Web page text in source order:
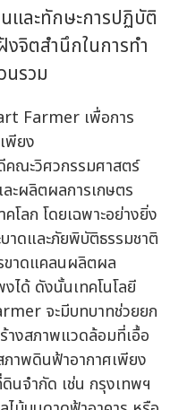
และทักษะการปฏิบัติ
จิตสำนึกในการทำ
นรวม
ณะวิศวกรรมศาสตร์
ะผลิตผลการเกษตร
โลก โดยเฉพาะอย่างยิ่ง
าดและภัยพิบัติธรรมชาติ
ขาดแคลนผลิตผล
ได้ ดังนั้นเทคโนโลยี
จะมีบทบาทช่วยยก
างสภาพแวดล้อมที่เอื้อ
าพดินฟ้าอากาศเพียง
นจำกัด เช่น กรุงเทพฯ